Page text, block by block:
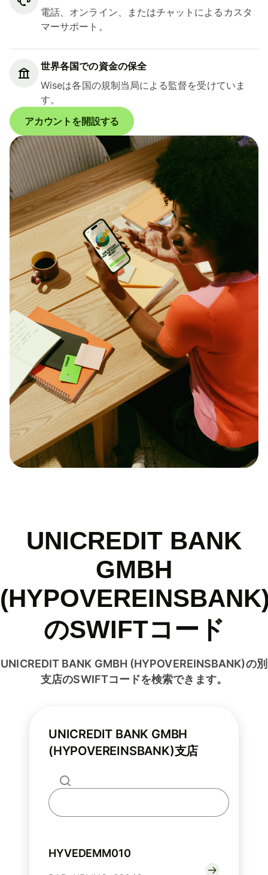
電話、オンライン、またはチャットによるカスタ
マーサポート。
世界各国での資金の保全
Wiseは各国の規制当局による監督を受けていま
す。
アカウントを開設する
UNICREDIT BANK
GMBH
のSWIFTコード
UNICREDIT BANK GMBH (HYPOVEREINSBANK)の別
支店のSWIFTコードを検索できます。
UNICREDIT BANK GMBH
(HYPOVEREINSBANK)支店
HYVEDEMM010